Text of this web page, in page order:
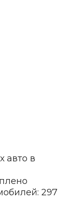
авто в
297